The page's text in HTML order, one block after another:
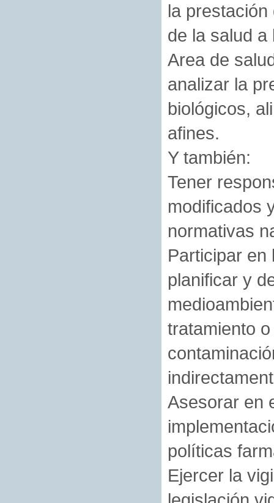
la
de la salud a
Area de
analizar la
biológicos,
afines.
Y también:
Tener
modificados
normativas
Participar en
planificar y
tratamiento
Asesorar en
políticas
Ejercer la